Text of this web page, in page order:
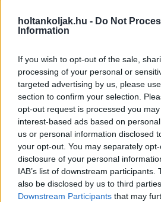
holtankoljak.hu - Do Not
Information
If you wish to opt-out of the sale,
processing of your personal or
targeted advertising by us, please
section to confirm your selection.
opt-out request is processed you
interest-based ads based on
us or personal information disclosed
your opt-out. You may separately
disclosure of your personal
IAB’s list of downstream participants.
also be disclosed by us to third
Downstream Participants that may
Főoldal
Árváltozások
Hírek, Blog
Töltőállomások
Elektromos autó
Csatlakozni szeretnék
Hirdetni szeretnék
Holtankoljak.hu | történetünk
Szolgáltatások
Média megjelenések
Üzemanyag árváltozás előrejelzés: -2025-
Vissza